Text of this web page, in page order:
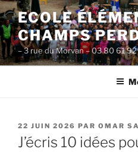
Aller
au
contenu
principal
ECOLE
CHAMPS
– 3 rue du Morvan – 03 80 61
PUBLIÉ
LE
22 JUIN 2026 PAR OMAR
J’écris 10 idées